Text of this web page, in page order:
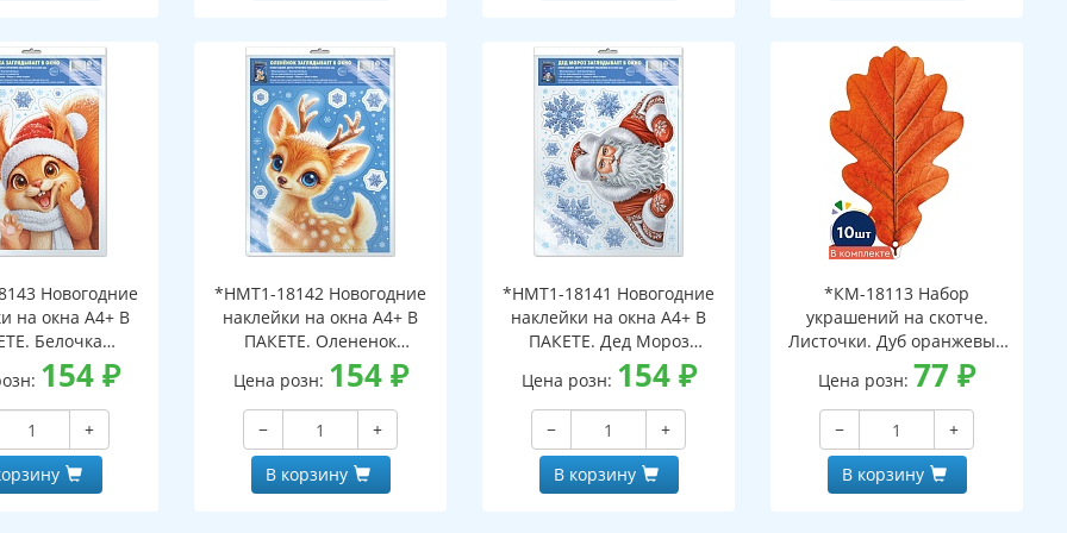
Новогодние
на окна А4+ В
Белочка
в окно (видны
сторон,
в
упаковке,
и клеевым
154₽
+
*НМТ1-18142 Новогодние
наклейки на окна А4+ В
ПАКЕТЕ. Олененок
заглядывает в окно (видны
с обеих сторон,
многоразовые, в
индивидуальной упаковке,
с европодвесом и клеевым
клапаном)
Цена розн: 154₽
−
+
В корзину
*НМТ1-18141 Новогодние
наклейки на окна А4+ В
ПАКЕТЕ. Дед Мороз
заглядывает в окно (видны
с обеих сторон,
многоразовые, в
индивидуальной упаковке,
с европодвесом и клеевым
клапаном)
Цена розн: 154₽
−
+
В корзину
*КМ-18113 Набор
украшений на скотче.
Листочки. Дуб оранжевый
(10 шт. в наборе,
двухсторонняя, ВД-лак)
Цена розн: 77₽
−
+
В корзину